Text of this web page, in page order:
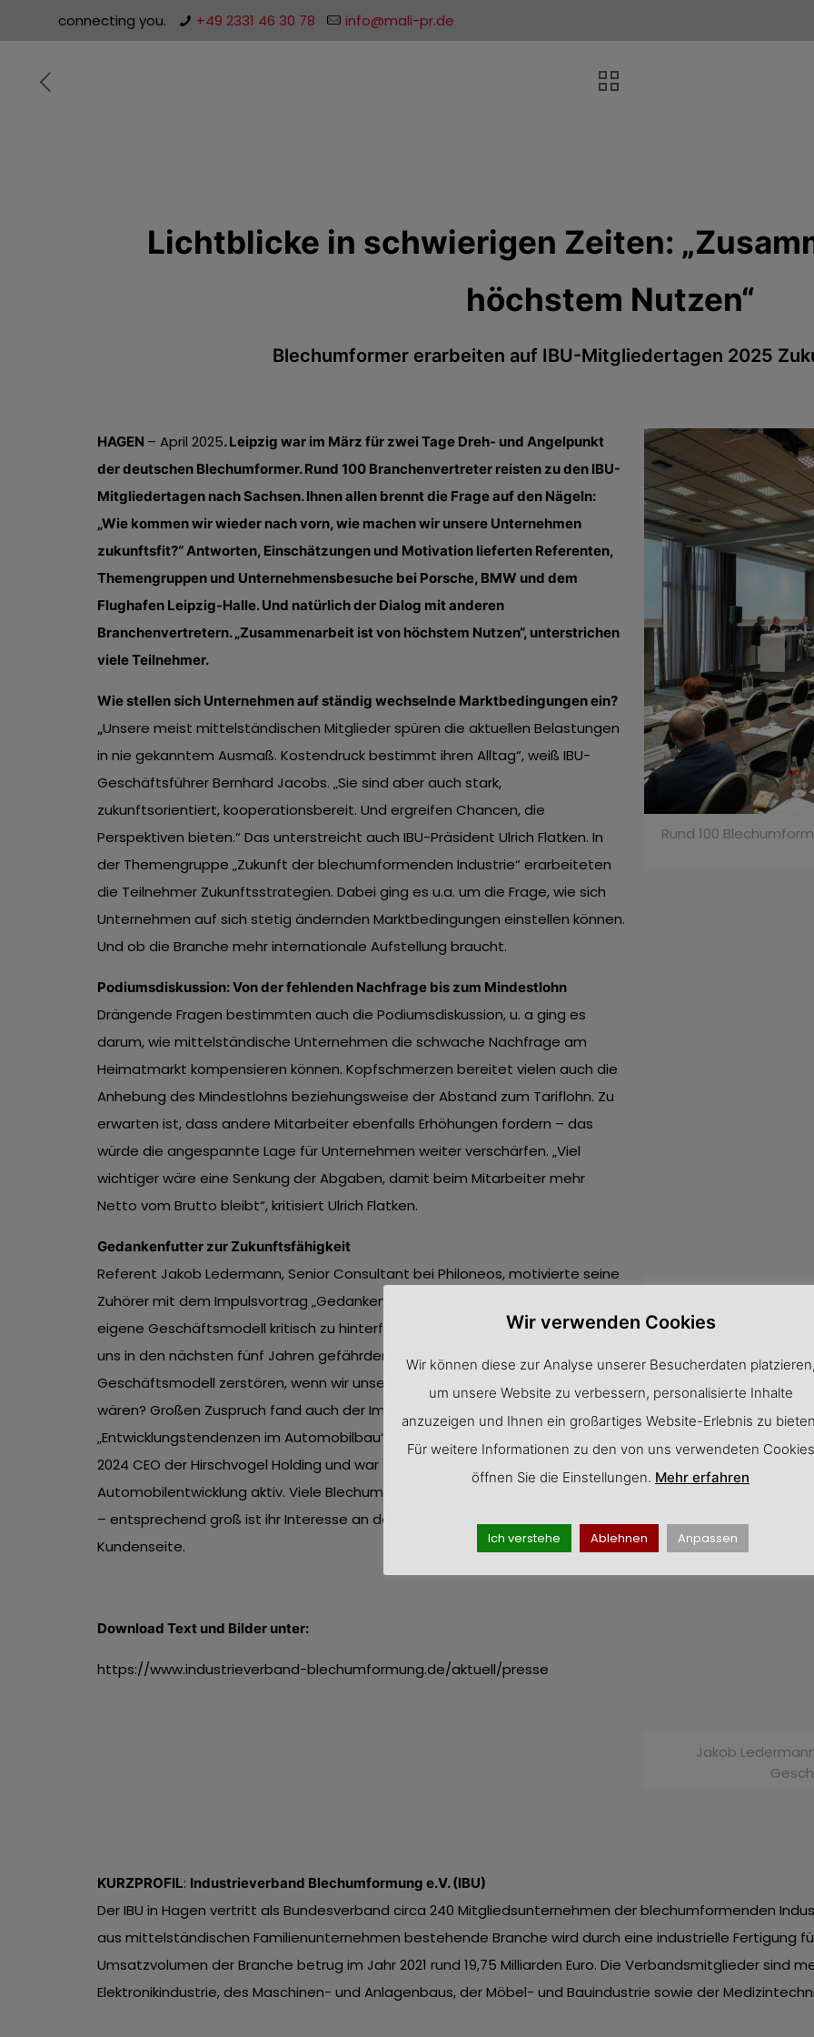
connecting you. +49 2331 46 30 78 info@mali-pr.de
Lichtblicke in schwierigen Zeiten:
höchstem Nutzen“
Blechumformer erarbeiten auf IBU-Mitgliedertagen 2025
HAGEN – April 2025. Leipzig war im März für zwei Tage Dreh- und Angelpunkt
der deutschen Blechumformer. Rund 100 Branchenvertreter reisten zu den IBU-
Mitgliedertagen nach Sachsen. Ihnen allen brennt die Frage auf den Nägeln:
„Wie kommen wir wieder nach vorn, wie machen wir unsere Unternehmen
zukunftsfit?“ Antworten, Einschätzungen und Motivation lieferten Referenten,
Themengruppen und Unternehmensbesuche bei Porsche, BMW und dem
Flughafen Leipzig-Halle. Und natürlich der Dialog mit anderen
Branchenvertretern. „Zusammenarbeit ist von höchstem Nutzen“, unterstrichen
viele Teilnehmer.
Wie stellen sich Unternehmen auf ständig wechselnde Marktbedingungen ein?
„Unsere meist mittelständischen Mitglieder spüren die aktuellen Belastungen
in nie gekanntem Ausmaß. Kostendruck bestimmt ihren Alltag“, weiß IBU-
Geschäftsführer Bernhard Jacobs. „Sie sind aber auch stark,
zukunftsorientiert, kooperationsbereit. Und ergreifen Chancen, die
Perspektiven bieten.“ Das unterstreicht auch IBU-Präsident Ulrich Flatken. In
der Themengruppe „Zukunft der blechumformenden Industrie“ erarbeiteten
die Teilnehmer Zukunftsstrategien. Dabei ging es u.a. um die Frage, wie sich
Unternehmen auf sich stetig ändernden Marktbedingungen einstellen können.
Und ob die Branche mehr internationale Aufstellung braucht.
Podiumsdiskussion: Von der fehlenden Nachfrage bis zum Mindestlohn
Drängende Fragen bestimmten auch die Podiumsdiskussion, u. a ging es
darum, wie mittelständische Unternehmen die schwache Nachfrage am
Heimatmarkt kompensieren können. Kopfschmerzen bereitet vielen auch die
Anhebung des Mindestlohns beziehungsweise der Abstand zum Tariflohn. Zu
erwarten ist, dass andere Mitarbeiter ebenfalls Erhöhungen fordern – das
würde die angespannte Lage für Unternehmen weiter verschärfen. „Viel
wichtiger wäre eine Senkung der Abgaben, damit beim Mitarbeiter mehr
Netto vom Brutto bleibt“, kritisiert Ulrich Flatken.
Gedankenfutter zur Zukunftsfähigkeit
Referent Jakob Ledermann, Senior Consultant bei Philoneos, motivierte seine
Zuhörer mit dem Impulsvortrag „Gedankenfutter zur Zukunftsfähigkeit“, das
eigene Geschäftsmodell kritisch zu hinterfragen: „Welche Faktoren könnten
uns in den nächsten fünf Jahren gefährden? Wie würden wir selbst unser
Geschäftsmodell zerstören, wenn wir unser eigener disruptiver Wettbewerber
wären? Großen Zuspruch fand auch der Impulsvortrag
„Entwicklungstendenzen im Automobilbau“ von Matthias Kratzsch. Er ist seit
2024 CEO der Hirschvogel Holding und war zuvor lange in der
Automobilentwicklung aktiv. Viele Blechumformer sind Automotive-Zulieferer
– entsprechend groß ist ihr Interesse an den Trends der
Kundenseite. Text 2.616 Z. inkl. Leerz.
Download Text und Bilder unter:
https://www.industrieverband-blechumformung.de/aktuell/presse
Rund 100
Referent Matthias
Jakob
KURZPROFIL: Industrieverband Blechumformung e.V. (IBU)
Der IBU in Hagen vertritt als Bundesverband circa 240 Mitgliedsunternehmen der blechumformenden
aus mittelständischen Familienunternehmen bestehende Branche wird durch eine industrielle Fertigung
Umsatzvolumen der Branche betrug im Jahr 2021 rund 19,75 Milliarden Euro. Die Verbandsmitglieder sind
Elektronikindustrie, des Maschinen- und Anlagenbaus, der Möbel- und Bauindustrie sowie der
Wir verwenden Cookies
Wir können diese zur Analyse unserer Besucherdaten platzieren,
um unsere Website zu verbessern, personalisierte Inhalte
anzuzeigen und Ihnen ein großartiges Website-Erlebnis zu
Für weitere Informationen zu den von uns verwendeten Cookies
öffnen Sie die Einstellungen. Mehr erfahren
Ich verstehe Ablehnen Anpassen